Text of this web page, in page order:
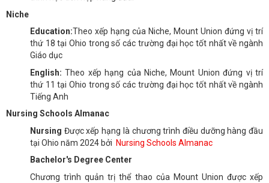
Niche
Education:Theo xếp hạng của Niche, Mount Union đứng vị trí
thứ 18 tại Ohio trong số các trường đại học tốt nhất về ngành
Giáo dục
English: Theo xếp hạng của Niche, Mount Union đứng vị trí
thứ 11 tại Ohio trong số các trường đại học tốt nhất về ngành
Tiếng Anh
Nursing Schools Almanac
Nursing Được xếp hạng là chương trình điều dưỡng hàng đầu
tại Ohio năm 2024 bởi Nursing Schools Almanac
Bachelor's Degree Center
Chương trình quản trị thể thao của Mount Union được xếp